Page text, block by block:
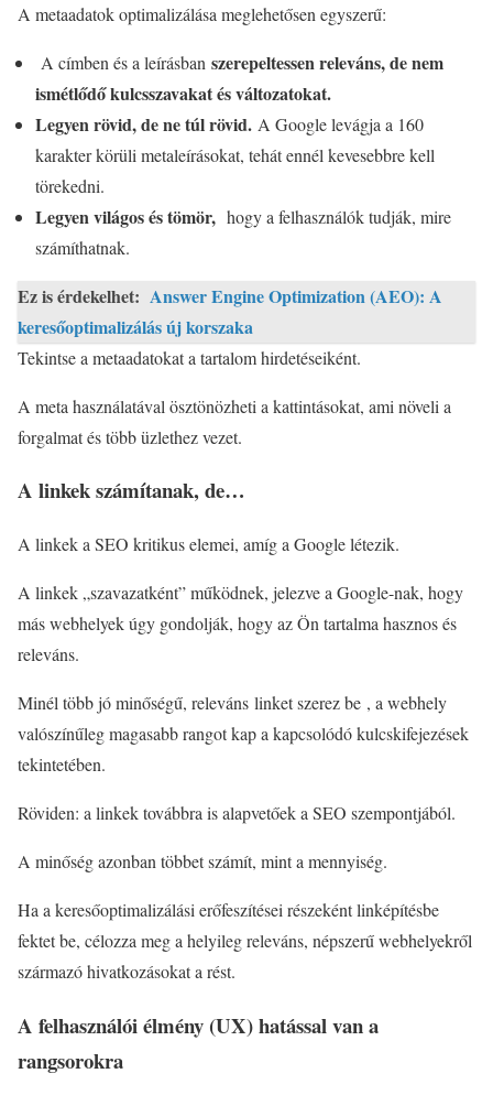
A metaadatok optimalizálása meglehetősen egyszerű:
A címben és a leírásban szerepeltessen releváns, de nem
ismétlődő kulcsszavakat és változatokat.
Legyen rövid, de ne túl rövid. A Google levágja a 160
karakter körüli metaleírásokat, tehát ennél kevesebbre kell
törekedni.
Legyen világos és tömör, hogy a felhasználók tudják, mire
számíthatnak.
Ez is érdekelhet: Answer Engine Optimization (AEO): A
keresőoptimalizálás új korszaka
Tekintse a metaadatokat a tartalom hirdetéseiként.
A meta használatával ösztönözheti a kattintásokat, ami növeli a
forgalmat és több üzlethez vezet.
A linkek számítanak, de…
A linkek a SEO kritikus elemei, amíg a Google létezik.
A linkek „szavazatként” működnek, jelezve a Google-nak, hogy
más webhelyek úgy gondolják, hogy az Ön tartalma hasznos és
releváns.
Minél több jó minőségű, releváns linket szerez be , a webhely
valószínűleg magasabb rangot kap a kapcsolódó kulcskifejezések
tekintetében.
Röviden: a linkek továbbra is alapvetőek a SEO szempontjából.
A minőség azonban többet számít, mint a mennyiség.
Ha a keresőoptimalizálási erőfeszítései részeként linképítésbe
fektet be, célozza meg a helyileg releváns, népszerű webhelyekről
származó hivatkozásokat a rést.
A felhasználói élmény (UX) hatással van a
rangsorokra